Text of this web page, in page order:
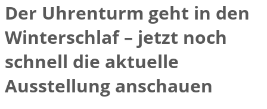
Der Uhrenturm geht in den
Winterschlaf – jetzt noch
schnell die aktuelle
Ausstellung anschauen